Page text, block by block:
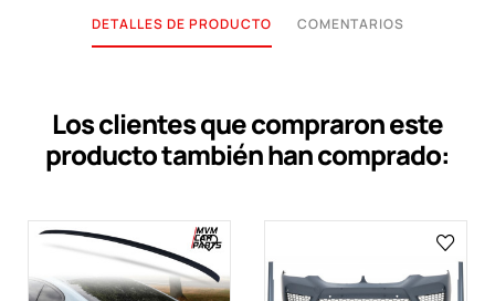
DETALLES DE PRODUCTO COMENTARIOS
Los clientes que compraron este
producto también han comprado: